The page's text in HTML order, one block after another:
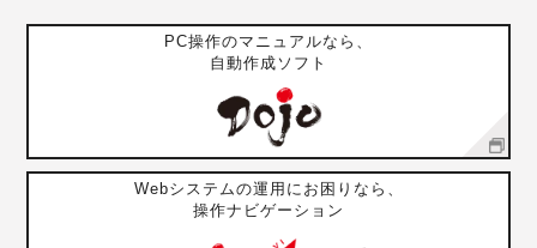
PC操作のマニュアルなら、
自動作成ソフト
Webシステムの運用にお困りなら、
操作ナビゲーション